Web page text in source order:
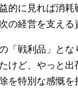
的に見れば消
の経営を支える
「戦利品」と
けど、やっと
を特別な感慨